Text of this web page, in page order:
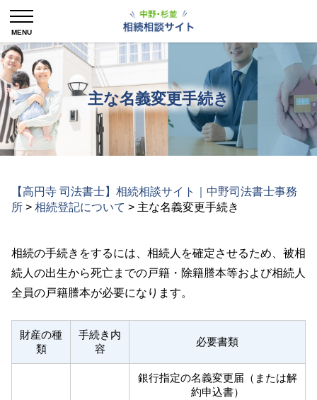
主な名義変更手続き
【高円寺 司法書士】相続相談サイト｜中野司法書士事務
所 > 相続登記について > 主な名義変更手続き
相続の手続きをするには、相続人を確定させるため、被相
続人の出生から死亡までの戸籍・除籍謄本等および相続人
全員の戸籍謄本が必要になります。
財産の種
類
手続き内
容
必要書類
銀行指定の名義変更届（または解
約申込書）